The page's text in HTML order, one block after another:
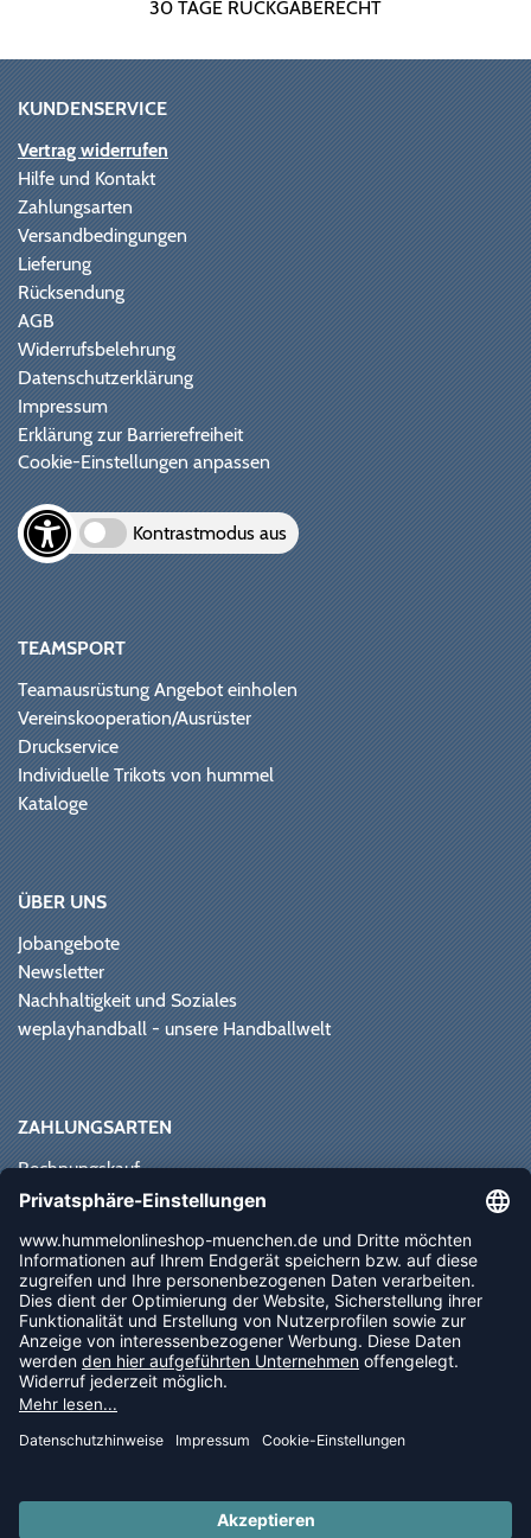
30 TAGE RÜCKGABERECHT
KUNDENSERVICE
Vertrag widerrufen
Hilfe und Kontakt
Zahlungsarten
Versandbedingungen
Lieferung
Rücksendung
AGB
Widerrufsbelehrung
Datenschutzerklärung
Impressum
Erklärung zur Barrierefreiheit
Cookie-Einstellungen anpassen
Kontrastmodus aus
TEAMSPORT
Teamausrüstung Angebot einholen
Vereinskooperation/Ausrüster
Druckservice
Individuelle Trikots von hummel
Kataloge
ÜBER UNS
Jobangebote
Newsletter
Nachhaltigkeit und Soziales
weplayhandball - unsere Handballwelt
ZAHLUNGSARTEN
Rechnungskauf
Paypal
Vorkasse
Sofortüberweisung
NEWSLETTER